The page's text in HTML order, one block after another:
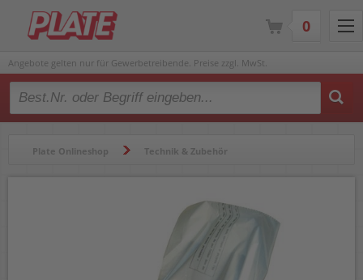
Angebote gelten nur für Gewerbetreibende. Preise zzgl. MwSt.
Type 2 or more characters for results.
Plate Onlineshop Technik & Zubehör
Aktenvernichterbeutel Fellowes 36053
0